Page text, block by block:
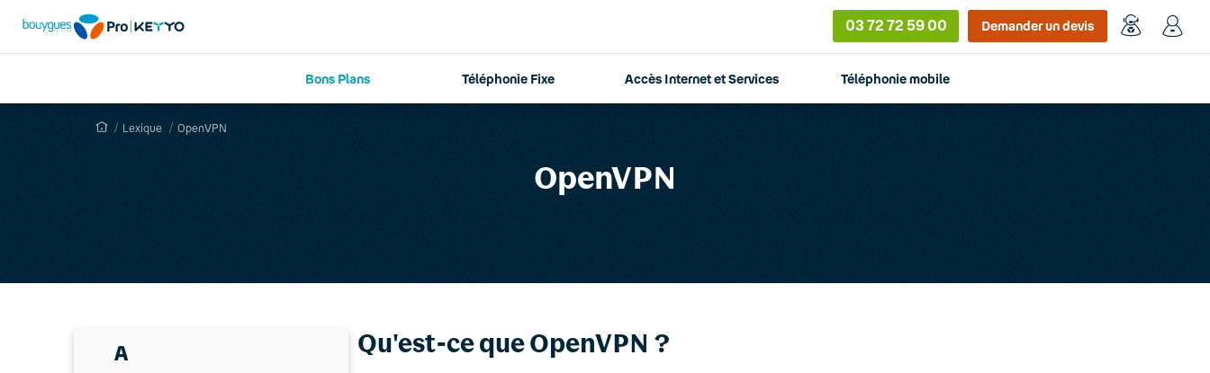
03 72 72 59 00 Demander un devis
Bons Plans Téléphonie Fixe Accès Internet et Services Téléphonie mobile
Lexique OpenVPN
OpenVPN
A Qu'est-ce que OpenVPN ?